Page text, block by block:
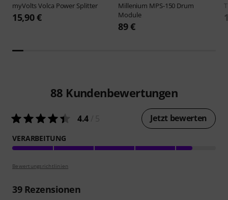
myVoltsVolca Power Splitter
15,90 €
Millenium MPS-150 Drum
Module
89 €
88 Kundenbewertungen
4.4 Jetzt bewerten
VERARBEITUNG
Bewertungsrichtlinien
39Rezensionen